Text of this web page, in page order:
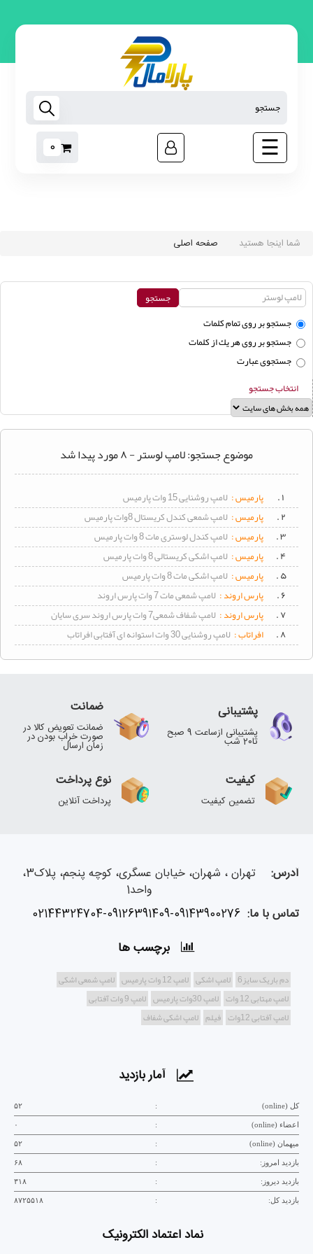
☰
0
روشنایی
تجهیزات
هوشمند
رابط
غیر
نوارچسب
برق
لوستر
محافظ
برق
سرپیچ
لامپ
سیم
و
برق
شما اینجا هستید صفحه اصلی
جستجو بر روی تمام كلمات
جستجو بر روی هر يك از كلمات
جستجوی عبارت
انتخاب جستجو
موضوع جستجو: لامپ لوستر - ۸ مورد پیدا شد
۱ . پارمیس : لامپ روشنایی 15 وات پارمیس
۲ .
پارمیس : لامپ شمعی کندل کریستال 8وات پارمیس
۳ .
پارمیس : لامپ کندل لوستری مات 8 وات پارمیس
۴ .
پارمیس : لامپ اشکی کریستالی 8 وات پارمیس
۵ .
پارمیس : لامپ اشکی مات 8 وات پارمیس
۶ .
پارس اروند : لامپ شمعی مات 7 وات پارس اروند
۷ .
پارس اروند : لامپ شفاف شمعی7 وات پارس اروند سری سایان
۸ .
افراتاب : لامپ روشنایی 30 وات استوانه ای آفتابی افراتاب
پشتیبانی
پشتیبانی ازساعت 9 صبح
تا20 شب
ضمانت
ضمانت تعویض کالا در
صورت خراب بودن در
زمان ارسال
کیفیت
تضمین کیفیت
نوع پرداخت
پرداخت آنلاین
آدرس:
تهران ، شهران، خیابان عسگری، کوچه پنجم، پلاک3،
واحد1
تماس با ما: 02144324704-09126391409-09143900276
برچسب ها
دم باریک سایز6 لامپ اشکی لامپ 12 وات پارمیس
لامپ شمعی اشکی
لامپ مهتابی 12 وات
لامپ 30وات پارمیس
لامپ 9 وات آفتابی
لامپ آفتابی 12وات
فیلم لامپ اشکی شفاف
آمار بازدید
کل (online) : ۵۲
اعضاء (online) : ۰
میهمان (online) : ۵۲
بازدید امروز: : ۶۸
بازدید دیروز: : ۳۱۸
بازدید کل: : ۸۷۲۵۵۱۸
نماد اعتماد الکترونیک